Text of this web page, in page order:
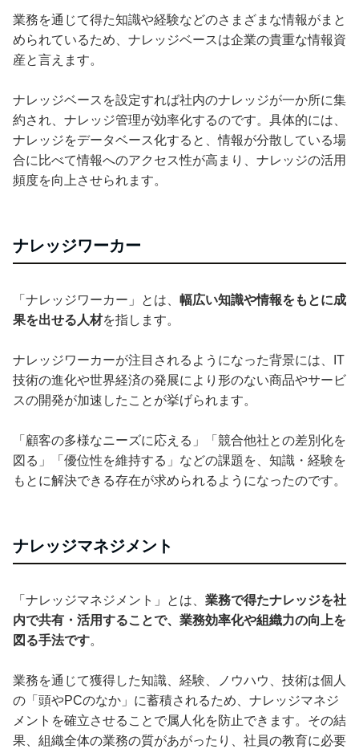
業務を通じて得た知識や経験などのさまざまな情報がまと
められているため、ナレッジベースは企業の貴重な情報資
産と言えます。
ナレッジベースを設定すれば社内のナレッジが一か所に集
約され、ナレッジ管理が効率化するのです。具体的には、
ナレッジをデータベース化すると、情報が分散している場
合に比べて情報へのアクセス性が高まり、ナレッジの活用
頻度を向上させられます。
ナレッジワーカー
「ナレッジワーカー」とは、 幅広い知識や情報をもとに成
果を出せる人材を指します。
ナレッジワーカーが注目されるようになった背景には、IT
技術の進化や世界経済の発展により形のない商品やサービ
スの開発が加速したことが挙げられます。
「顧客の多様なニーズに応える」「競合他社との差別化を
図る」「優位性を維持する」などの課題を、知識・経験を
もとに解決できる存在が求められるようになったのです。
ナレッジマネジメント
「ナレッジマネジメント」とは、 業務で得たナレッジを社
内で共有・活用することで、業務効率化や組織力の向上を
図る手法です。
業務を通じて獲得した知識、経験、ノウハウ、技術は個人
の「頭やPCのなか」に蓄積されるため、ナレッジマネジ
メントを確立させることで属人化を防止できます。その結
果、組織全体の業務の質があがったり、社員の教育に必要